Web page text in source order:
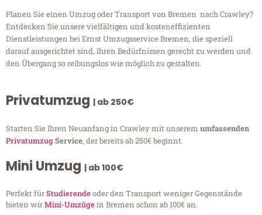
Planen Sie einen Umzug oder Transport von Bremen nach Crawley?
Entdecken Sie unsere vielfältigen und kosteneffizienten
Dienstleistungen bei Ernst Umzugsservice Bremen, die speziell
darauf ausgerichtet sind, Ihren Bedürfnissen gerecht zu werden und
den Übergang so reibungslos wie möglich zu gestalten.
Privatumzug | ab 250€
Starten Sie Ihren Neuanfang in Crawley mit unserem umfassenden
PrivatumzugService, der bereits ab 250€ beginnt.
Mini Umzug | ab 100€
Perfekt fürStudierendeoder den Transport weniger Gegenstände
bieten wirMini-Umzügein Bremen schon ab 100€ an.